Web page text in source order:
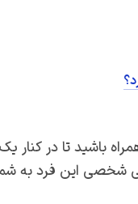
باشید تا در کنار
شخصی این فرد به